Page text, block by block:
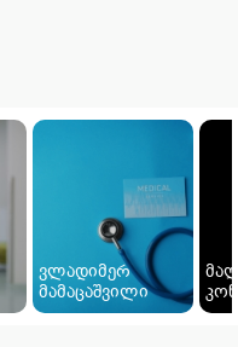
ვლადიმერ
მამაცაშვილი